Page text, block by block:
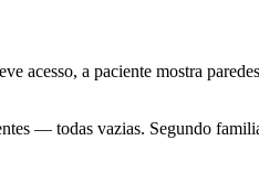
acesso, a paciente mostra
— todas vazias. Segundo